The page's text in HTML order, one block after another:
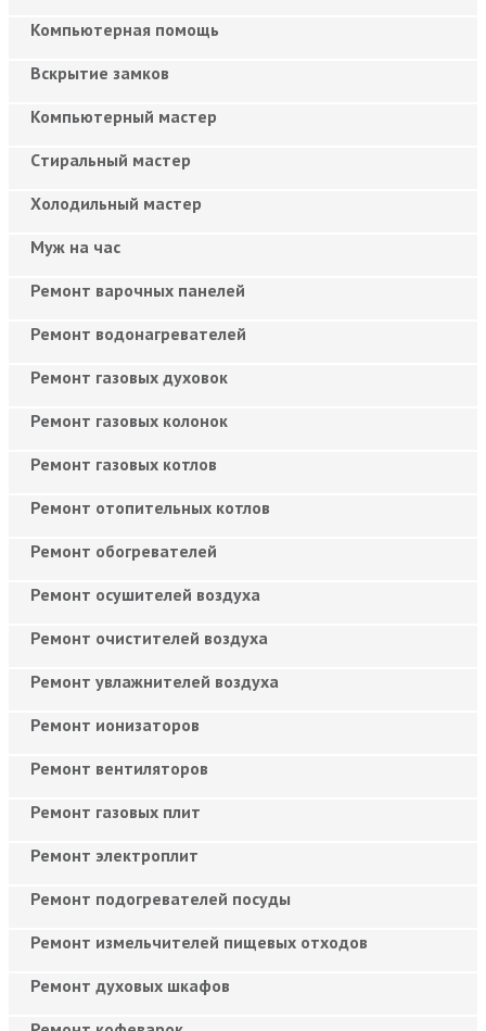
Компьютерная помощь
Вскрытие замков
Компьютерный мастер
Cтиральный мастер
Холодильный мастер
Муж на час
Ремонт варочных панелей
Ремонт водонагревателей
Ремонт газовых духовок
Ремонт газовых колонок
Ремонт газовых котлов
Ремонт отопительных котлов
Ремонт обогревателей
Ремонт осушителей воздуха
Ремонт очистителей воздуха
Ремонт увлажнителей воздуха
Ремонт ионизаторов
Ремонт вентиляторов
Ремонт газовых плит
Ремонт электроплит
Ремонт подогревателей посуды
Ремонт измельчителей пищевых отходов
Ремонт духовых шкафов